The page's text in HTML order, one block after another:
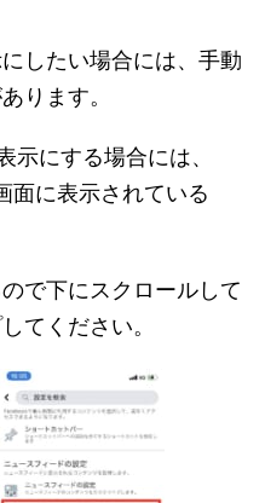
したい場合には、手動
ります。
にする場合には、
面に表示されている
で下にスクロールして
てください。